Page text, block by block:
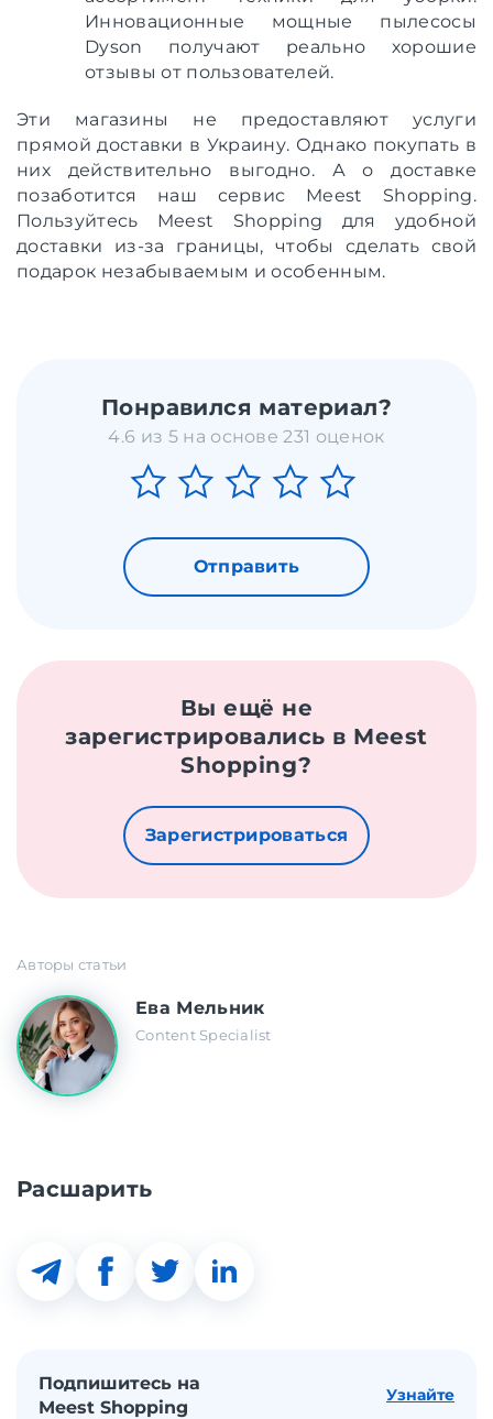
Инновационные мощные пылесосы
Dyson получают реально хорошие
отзывы от пользователей.
Эти магазины не предоставляют услуги
прямой доставки в Украину. Однако покупать в
них действительно выгодно. А о доставке
позаботится наш сервис Meest Shopping.
Пользуйтесь Meest Shopping для удобной
доставки из-за границы, чтобы сделать свой
подарок незабываемым и особенным.
Понравился материал?
4.6 из 5 на основе 231 оценок
Отправить
Вы ещё не
зарегистрировались в Meest
Shopping?
Зарегистрироваться
Авторы статьи
Ева Мельник
Content Specialist
Расшарить
Подпишитесь на
Meest Shopping
Узнайте